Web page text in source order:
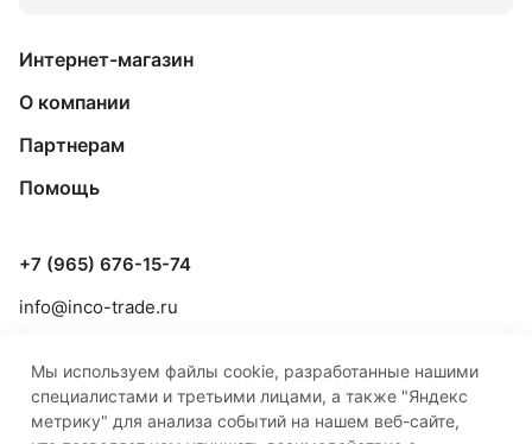
Интернет-магазин
О компании
Партнерам
Помощь
+7 (965) 676-15-74
info@inco-trade.ru
Мы используем файлы cookie, разработанные нашими
специалистами и третьими лицами, а также "Яндекс
метрику" для анализа событий на нашем веб-сайте,